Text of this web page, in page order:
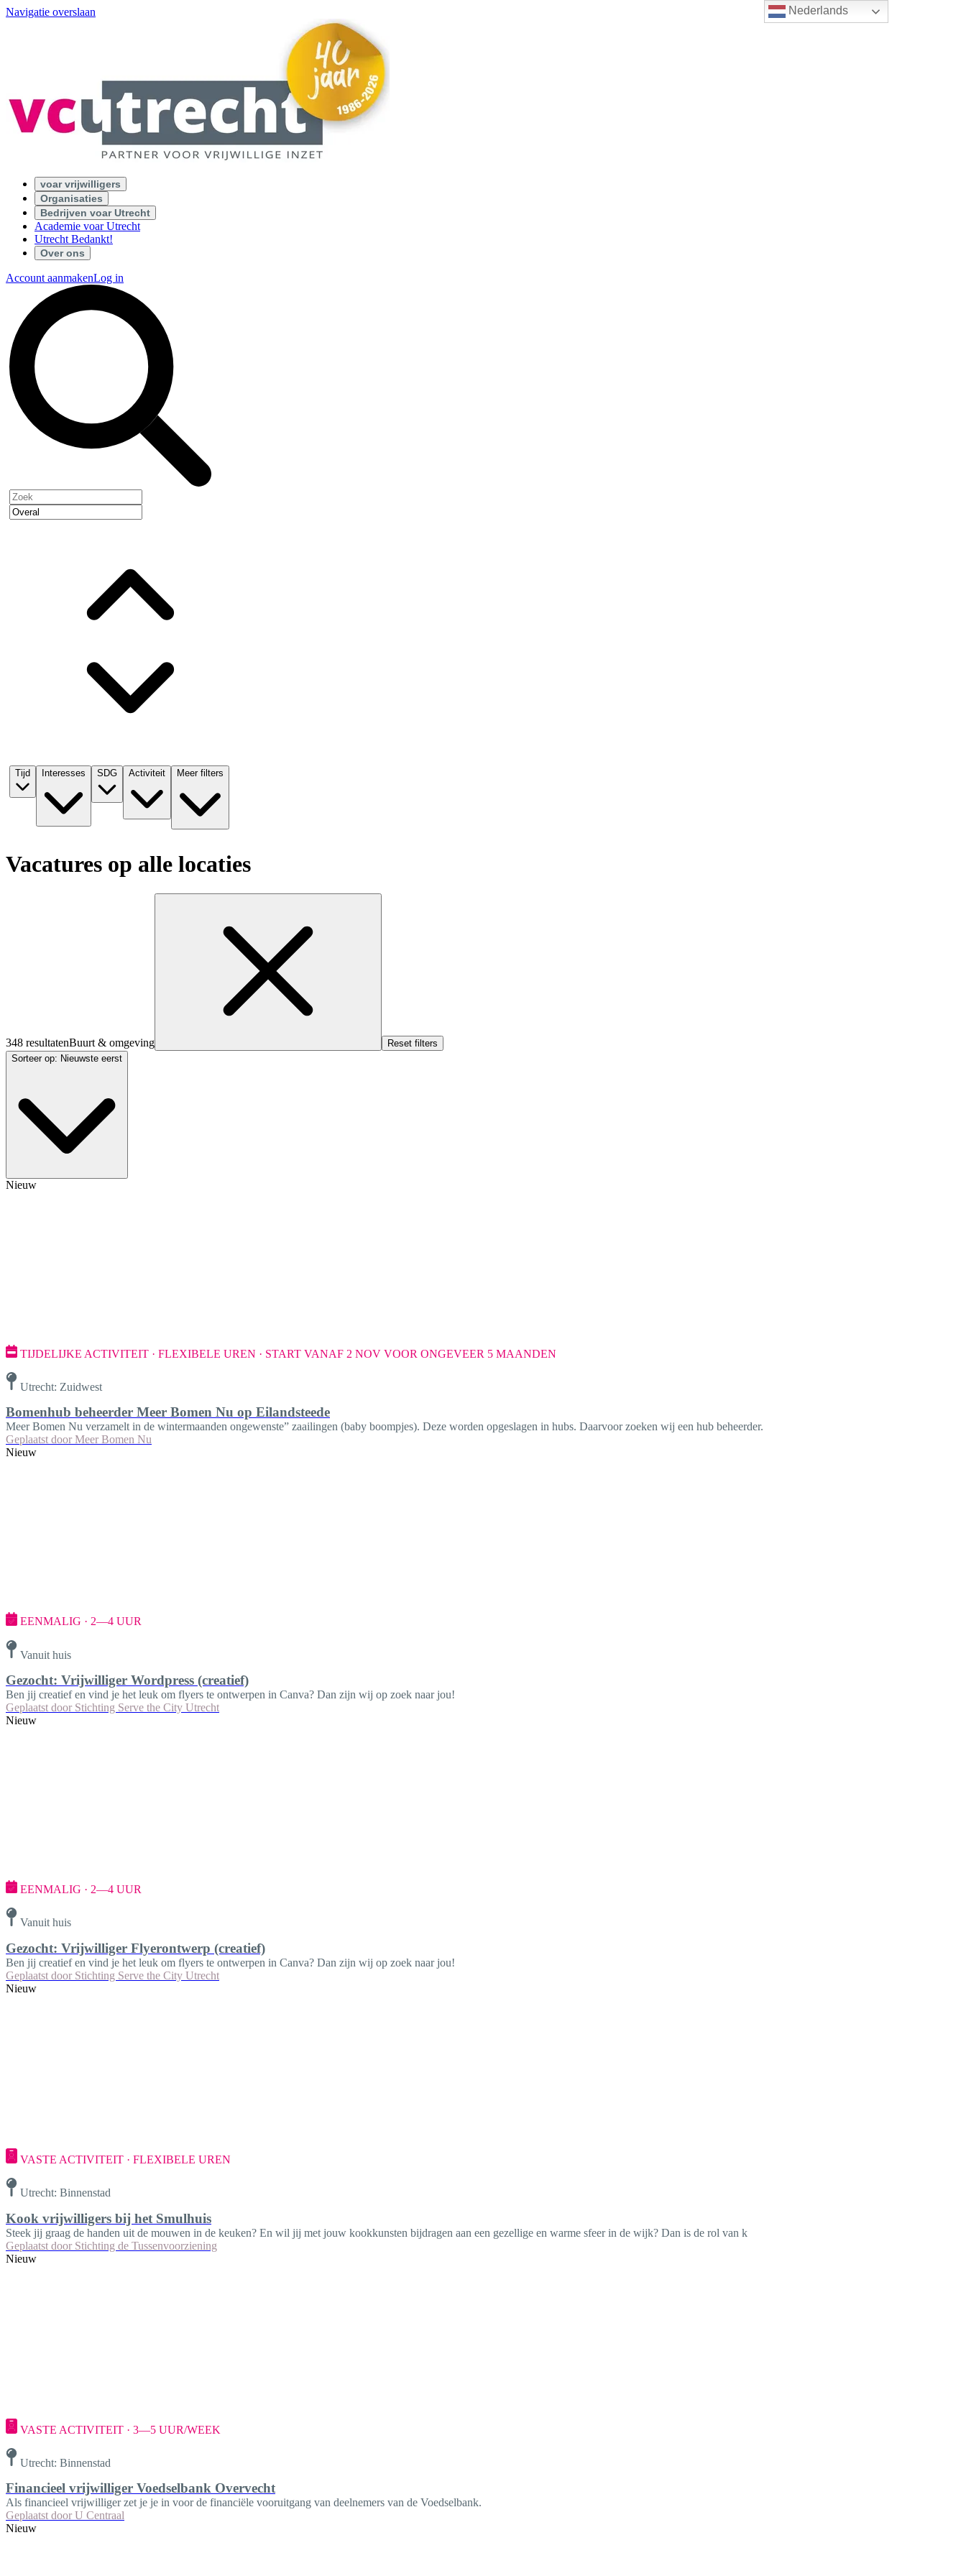
Nederlands
Navigatie overslaan
voar vrijwilligers
Organisaties
Bedrijven voar Utrecht
Academie voar Utrecht
Utrecht Bedankt!
Over ons
Account aanmakenLog in
Tijd Interesses SDG Activiteit Meer filters
Vacatures op alle locaties
348 resultatenBuurt & omgeving
Reset filters
Sorteer op: Nieuwste eerst
Nieuw
TIJDELIJKE ACTIVITEIT · FLEXIBELE UREN · START VANAF 2 NOV VOOR ONGEVEER 5 MAANDEN
Utrecht: Zuidwest
Bomenhub beheerder Meer Bomen Nu op Eilandsteede
Meer Bomen Nu verzamelt in de wintermaanden ongewenste” zaailingen (baby boompjes). Deze worden opgeslagen in hubs. Daarvoor zoeken wij een hub beheerder.
Geplaatst door Meer Bomen Nu
Nieuw
EENMALIG · 2—4 UUR
Vanuit huis
Gezocht: Vrijwilliger Wordpress (creatief)
Ben jij creatief en vind je het leuk om flyers te ontwerpen in Canva? Dan zijn wij op zoek naar jou!
Geplaatst door Stichting Serve the City Utrecht
Nieuw
EENMALIG · 2—4 UUR
Vanuit huis
Gezocht: Vrijwilliger Flyerontwerp (creatief)
Ben jij creatief en vind je het leuk om flyers te ontwerpen in Canva? Dan zijn wij op zoek naar jou!
Geplaatst door Stichting Serve the City Utrecht
Nieuw
VASTE ACTIVITEIT · FLEXIBELE UREN
Utrecht: Binnenstad
Kook vrijwilligers bij het Smulhuis
Steek jij graag de handen uit de mouwen in de keuken? En wil jij met jouw kookkunsten bijdragen aan een gezellige en warme sfeer in de wijk? Dan is de rol van k
Geplaatst door Stichting de Tussenvoorziening
Nieuw
VASTE ACTIVITEIT · 3—5 UUR/WEEK
Utrecht: Binnenstad
Financieel vrijwilliger Voedselbank Overvecht
Als financieel vrijwilliger zet je je in voor de financiële vooruitgang van deelnemers van de Voedselbank.
Geplaatst door U Centraal
Nieuw